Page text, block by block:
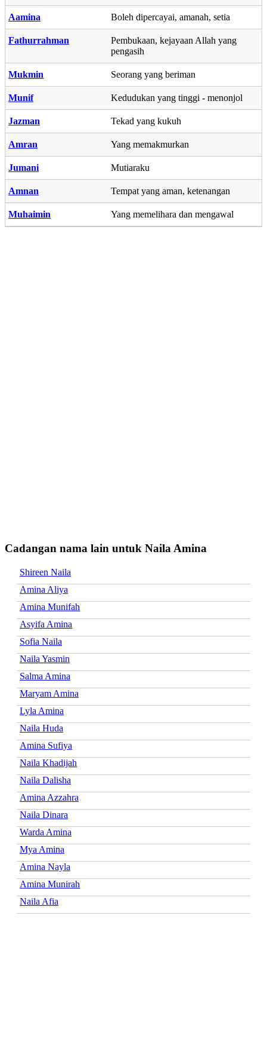
Aamina Boleh dipercayai, amanah, setia
Fathurrahman
Pembukaan, kejayaan Allah yang
pengasih
Mukmin Seorang yang beriman
Munif Kedudukan yang tinggi - menonjol
Jazman Tekad yang kukuh
Amran Yang memakmurkan
Jumani Mutiaraku
Amnan Tempat yang aman, ketenangan
Muhaimin Yang memelihara dan mengawal
Cadangan nama lain untuk Naila Amina
Shireen Naila
Amina Aliya
Amina Munifah
Asyifa Amina
Sofia Naila
Naila Yasmin
Salma Amina
Maryam Amina
Lyla Amina
Naila Huda
Amina Sufiya
Naila Khadijah
Naila Dalisha
Amina Azzahra
Naila Dinara
Warda Amina
Mya Amina
Amina Nayla
Amina Munirah
Naila Afia